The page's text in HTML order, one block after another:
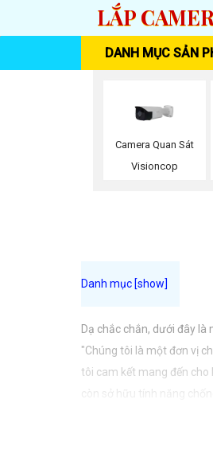
LẮP
DANH MỤC SẢN
Camera Quan Sát
Visioncop
Dạ chắc chắn, dưới đây
"Chúng tôi là một đơn vị
tôi cam kết mang đến
còn sở hữu tính năng